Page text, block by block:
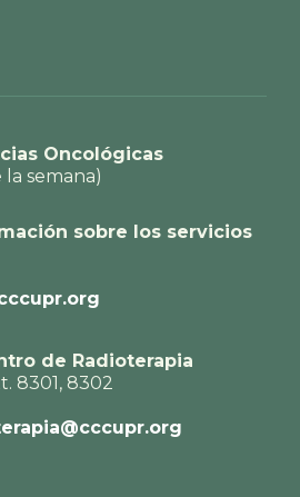
Oncológicas
la semana)
sobre los servicios
de Radioterapia
8301, 8302